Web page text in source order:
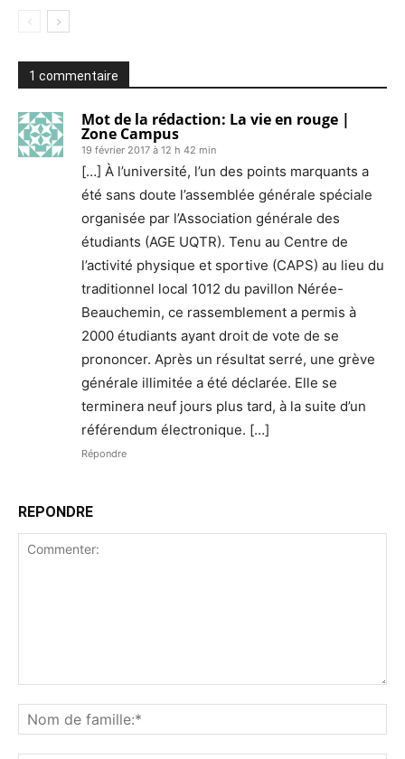
1 commentaire
Mot de la rédaction: La vie en rouge |
Zone Campus
19 février 2017 à 12 h 42 min
[…] À l’université, l’un des points marquants a
été sans doute l’assemblée générale spéciale
organisée par l’Association générale des
étudiants (AGE UQTR). Tenu au Centre de
l’activité physique et sportive (CAPS) au lieu du
traditionnel local 1012 du pavillon Nérée-
Beauchemin, ce rassemblement a permis à
2000 étudiants ayant droit de vote de se
prononcer. Après un résultat serré, une grève
générale illimitée a été déclarée. Elle se
terminera neuf jours plus tard, à la suite d’un
référendum électronique. […]
Répondre
REPONDRE